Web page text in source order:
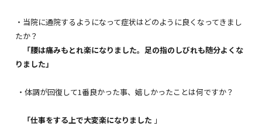
・当院に通院するようになって症状はどのように良くなってきまし
たか？
「腰は痛みもとれ楽になりました。足の指のしびれも随分よくな
りました」
・体調が回復して1番良かった事、嬉しかったことは何ですか？
「仕事をする上で大変楽になりました 」